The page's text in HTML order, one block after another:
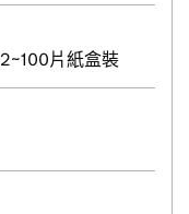
片紙盒裝